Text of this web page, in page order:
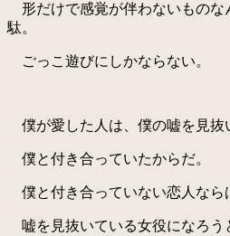
形だけで感覚が伴わないものな
駄。
ごっこ遊びにしかならない。
僕が愛した人は、僕の嘘を見抜
僕と付き合っていたからだ。
僕と付き合っていない恋人なら
嘘を見抜いている女役になろう